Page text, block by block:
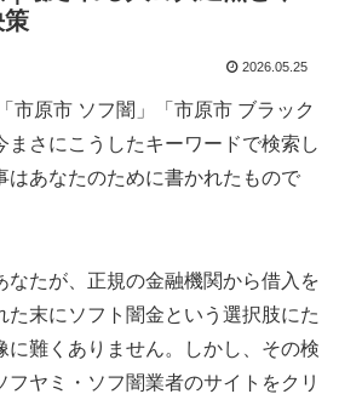
策
2026.05.25
市原市 ソフ闇」「市原市 ブラック
まさにこうしたキーワードで検索し
はあなたのために書かれたもので
なたが、正規の金融機関から借入を
た末にソフト闇金という選択肢にた
に難くありません。しかし、その検
フヤミ・ソフ闇業者のサイトをクリ